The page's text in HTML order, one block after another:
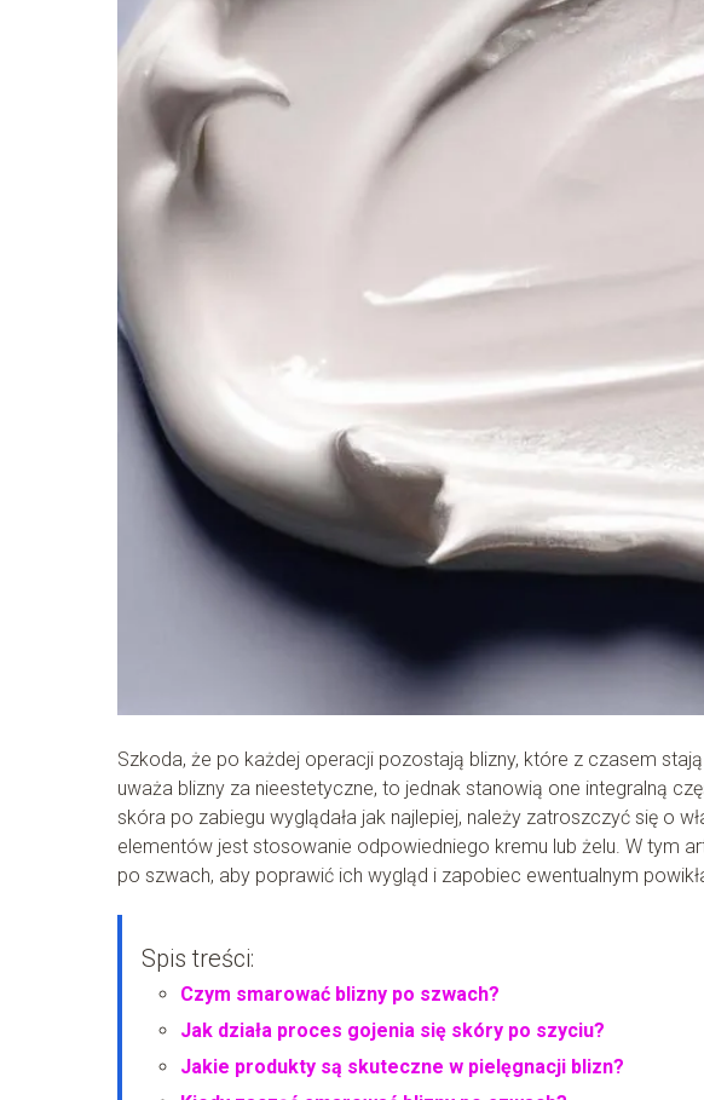
Szkoda, że po każdej operacji pozostają blizny, które z czasem
uważa blizny za nieestetyczne, to jednak stanowią one integralną
skóra po zabiegu wyglądała jak najlepiej, należy zatroszczyć się o
elementów jest stosowanie odpowiedniego kremu lub żelu. W tym
po szwach, aby poprawić ich wygląd i zapobiec ewentualnym
Spis treści:
Czym smarować blizny po szwach?
Jak działa proces gojenia się skóry po szyciu?
Jakie produkty są skuteczne w pielęgnacji blizn?